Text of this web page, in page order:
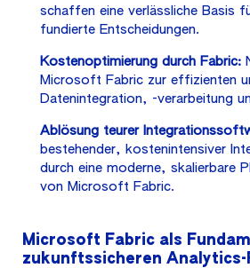
schaffen eine verlässliche Basis
fundierte Entscheidungen.
Kostenoptimierung durch Fabric:
Microsoft Fabric zur effizienten
Datenintegration, -verarbeitung
Ablösung teurer
bestehender, kostenintensiver
durch eine moderne, skalierbare
von Microsoft Fabric.
Microsoft Fabric als
zukunftssicheren